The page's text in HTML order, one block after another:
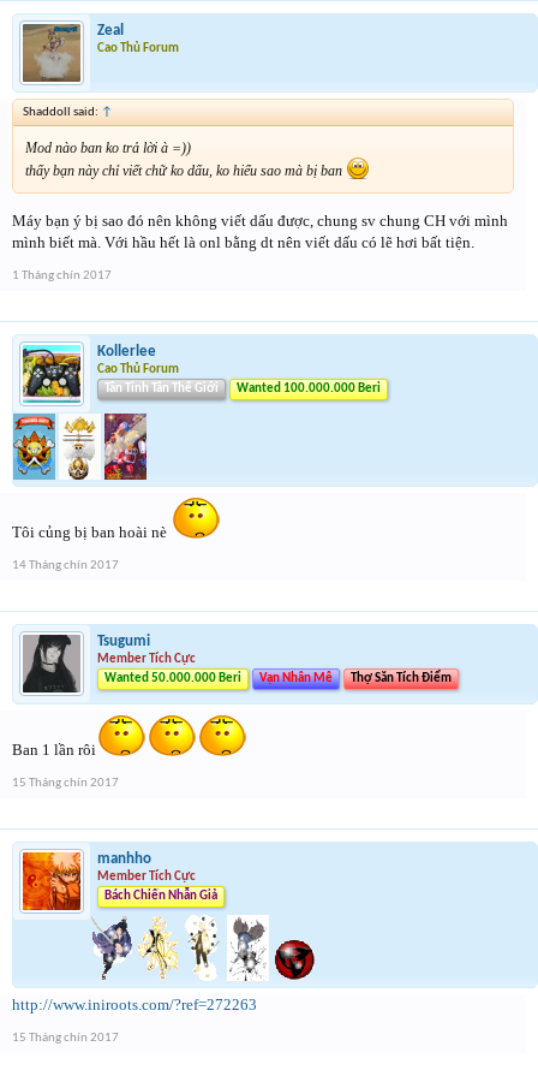
Zeal
Cao Thủ Forum
Shaddoll said: ↑
Mod nào ban ko trả lời à =))
thấy bạn này chỉ viết chữ ko dấu, ko hiểu sao mà bị ban
Máy bạn ý bị sao đó nên không viết dấu được, chung sv chung CH với mình
mình biết mà. Với hầu hết là onl bằng dt nên viết dấu có lẽ hơi bất tiện.
1 Tháng chín 2017
Kollerlee
Cao Thủ Forum
Tân Tinh Tân Thế Giới
Wanted 100.000.000 Beri
Tôi củng bị ban hoài nè
14 Tháng chín 2017
Tsugumi
Member Tích Cực
Wanted 50.000.000 Beri
Vạn Nhân Mê Thợ Săn Tích Điểm
Ban 1 lần rôi
15 Tháng chín 2017
manhho
Member Tích Cực
Bách Chiến Nhẫn Giả
http://www.iniroots.com/?ref=272263
15 Tháng chín 2017